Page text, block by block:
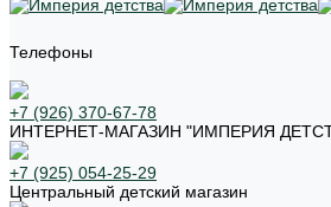
Телефоны
+7 (926) 370-67-78
ИНТЕРНЕТ-МАГАЗИН "ИМПЕРИЯ
+7 (925) 054-25-29
Центральный детский магазин